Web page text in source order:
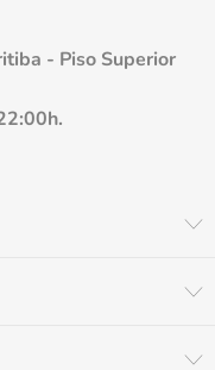
- Piso Superior